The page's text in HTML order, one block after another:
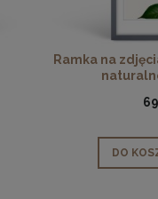
Ramka na
DO